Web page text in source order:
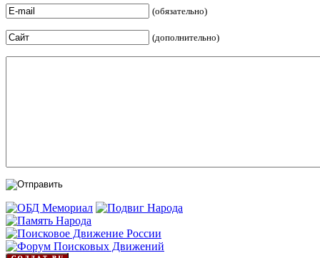
(обязательно)
(дополнительно)